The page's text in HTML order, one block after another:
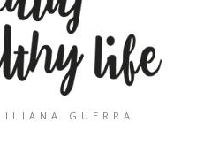
GUERRA